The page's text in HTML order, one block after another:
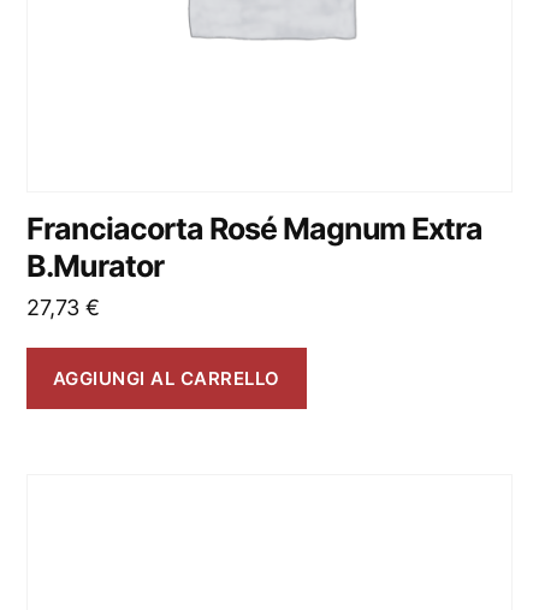
Franciacorta Rosé Magnum Extra
B.Murator
27,73 €
AGGIUNGI AL CARRELLO